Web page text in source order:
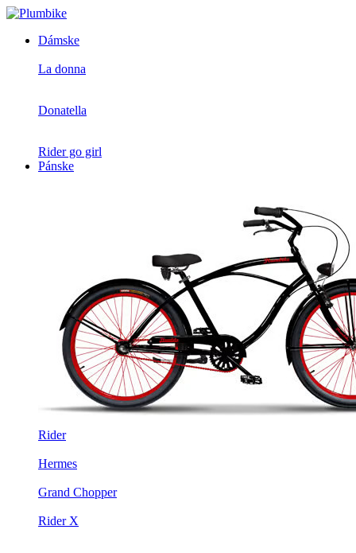
Dámske
La donna
Donatella
Rider go girl
Pánske
Rider
Hermes
Grand Chopper
Rider X